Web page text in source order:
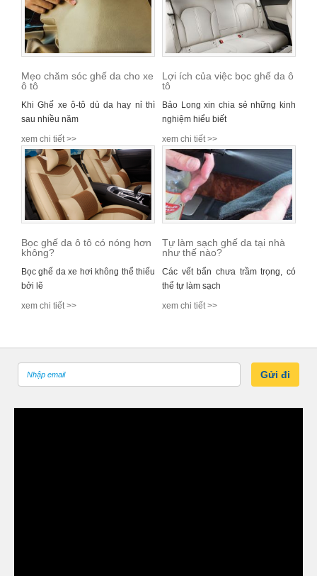
Mẹo chăm sóc ghế da cho xe
ô tô
Khi Ghế xe ô-tô dù da hay nỉ thì
sau nhiều năm
xem chi tiết >>
Lợi ích của việc bọc ghế da ô
tô
Bảo Long xin chia sẻ những kinh
nghiệm hiểu biết
xem chi tiết >>
Bọc ghế da ô tô có nóng hơn
không?
Bọc ghế da xe hơi không thể thiếu
bởi lẽ
xem chi tiết >>
Tự làm sạch ghế da tại nhà
như thế nào?
Các vết bẩn chưa trầm trọng, có
thể tự làm sạch
xem chi tiết >>
Gửi đi